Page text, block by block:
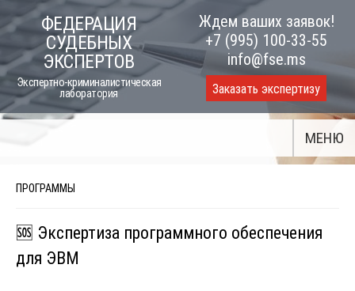
to
content
ФЕДЕРАЦИЯ
СУДЕБНЫХ
ЭКСПЕРТОВ
Экспертно-криминалистическая
лаборатория
Ждем ваших заявок!
+7 (995) 100-33-55
info@fse.ms
Заказать экспертизу
МЕНЮ
ПРОГРАММЫ
🆘 Экспертиза программного обеспечения
для ЭВМ